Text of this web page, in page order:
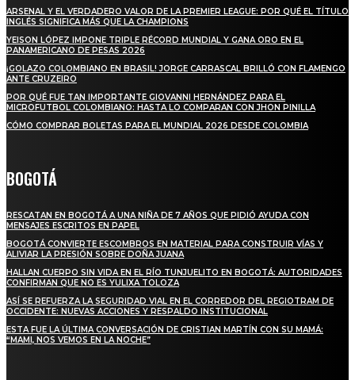
ARSENAL Y EL VERDADERO VALOR DE LA PREMIER LEAGUE: POR QUÉ EL TÍTULO
INGLÉS SIGNIFICA MÁS QUE LA CHAMPIONS
YEISON LÓPEZ IMPONE TRIPLE RÉCORD MUNDIAL Y GANA ORO EN EL
PANAMERICANO DE PESAS 2026
¡GOLAZO COLOMBIANO EN BRASIL! JORGE CARRASCAL BRILLÓ CON FLAMENGO
ANTE CRUZEIRO
POR QUÉ FUE TAN IMPORTANTE GIOVANNI HERNÁNDEZ PARA EL
MICROFUTBOL COLOMBIANO: HASTA LO COMPARAN CON JHON PINILLA
CÓMO COMPRAR BOLETAS PARA EL MUNDIAL 2026 DESDE COLOMBIA
BOGOTÁ
RESCATAN EN BOGOTÁ A UNA NIÑA DE 7 AÑOS QUE PIDIÓ AYUDA CON
MENSAJES ESCRITOS EN PAPEL
BOGOTÁ CONVIERTE ESCOMBROS EN MATERIAL PARA CONSTRUIR VÍAS Y
ALIVIAR LA PRESIÓN SOBRE DOÑA JUANA
HALLAN CUERPO SIN VIDA EN EL RÍO TUNJUELITO EN BOGOTÁ: AUTORIDADES
CONFIRMAN QUE NO ES YULIXA TOLOZA
ASÍ SE REFUERZA LA SEGURIDAD VIAL EN EL CORREDOR DEL REGIOTRAM DE
OCCIDENTE: NUEVAS ACCIONES Y RESPALDO INSTITUCIONAL
ESTA FUE LA ÚLTIMA CONVERSACIÓN DE CRISTIAN MARTÍN CON SU MAMÁ:
“MAMI, NOS VEMOS EN LA NOCHE”